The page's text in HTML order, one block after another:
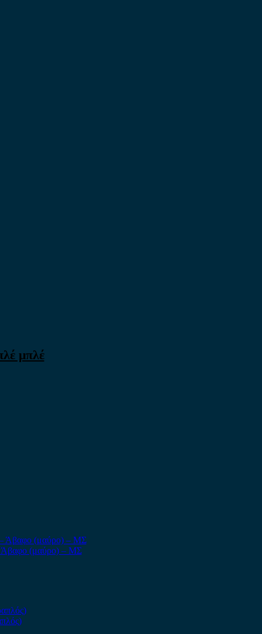
μπλέ
Άβαφο (μαύρο) – ΜΣ